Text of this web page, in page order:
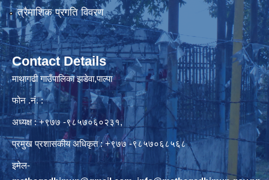
त्रैमाशिक प्रगति विवरण
Contact Details
माथागढी गाउँपालिका झडेवा,पाल्पा
फोन .नं. :
अध्यक्ष : +९७७ -९८५७०६०२३१,
प्रमुख प्रशासकीय अधिकृत : +९७७ -९८५७०६८५६८
इमेल-